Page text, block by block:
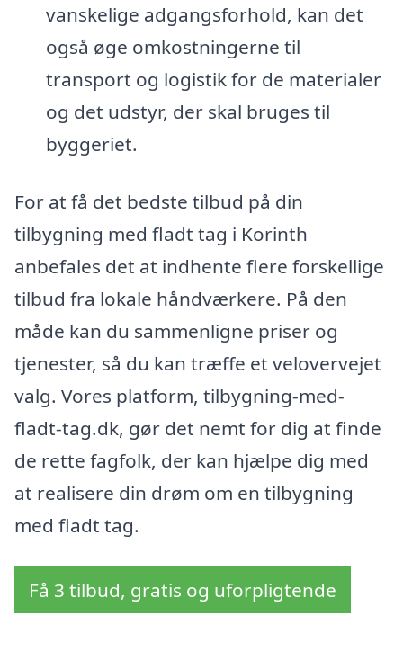
vanskelige adgangsforhold, kan det
også øge omkostningerne til
transport og logistik for de materialer
og det udstyr, der skal bruges til
byggeriet.
For at få det bedste tilbud på din
tilbygning med fladt tag i Korinth
anbefales det at indhente flere forskellige
tilbud fra lokale håndværkere. På den
måde kan du sammenligne priser og
tjenester, så du kan træffe et velovervejet
valg. Vores platform, tilbygning-med-
fladt-tag.dk, gør det nemt for dig at finde
de rette fagfolk, der kan hjælpe dig med
at realisere din drøm om en tilbygning
med fladt tag.
Få 3 tilbud, gratis og uforpligtende